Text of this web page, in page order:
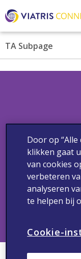
TA Subpage
Copyright
Deze
Door op “Alle
klikken gaat
van cookies
verbeteren
analyseren
te helpen bij
Cookie-